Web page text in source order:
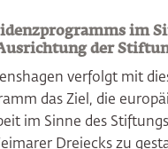
im
der
verfolgt mit
das Ziel, die
im Sinne des
Dreiecks zu